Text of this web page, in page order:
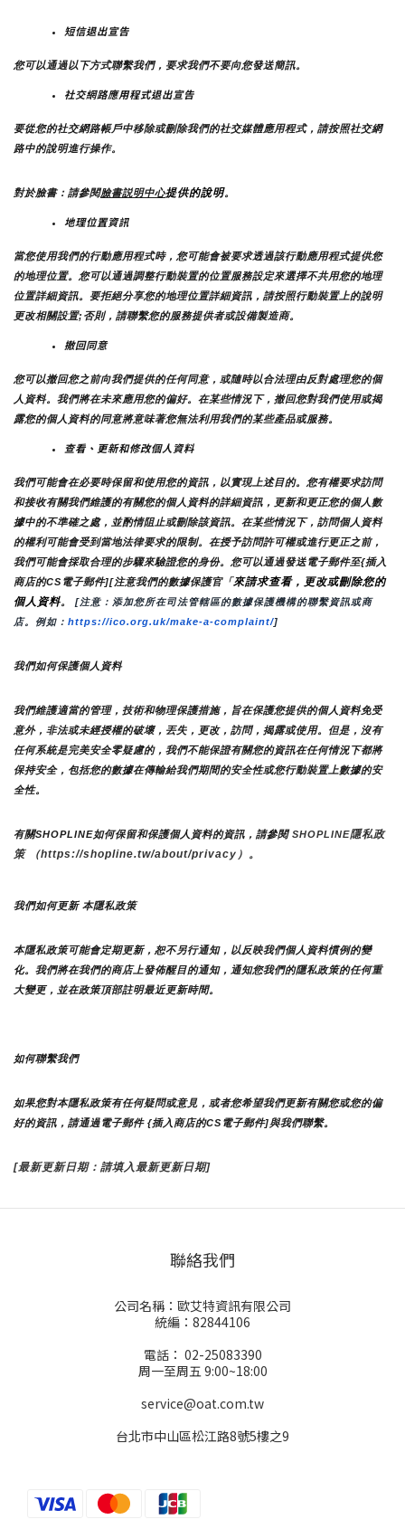
短信退出宣告
您可以通過以下方式聯繫我們，要求我們不要向您發送簡訊。
社交網路應用程式退出宣告
要從您的社交網路帳戶中移除或刪除我們的社交媒體應用程式，請按照社交網
路中的說明進行操作。
對於臉書：請參閱臉書説明中心提供的說明。
地理位置資訊
當您使用我們的行動應用程式時，您可能會被要求透過該行動應用程式提供您
的地理位置。您可以通過調整行動裝置的位置服務設定來選擇不共用您的地理
位置詳細資訊。要拒絕分享您的地理位置詳細資訊，請按照行動裝置上的說明
更改相關設置;否則，請聯繫您的服務提供者或設備製造商。
撤回同意
您可以撤回您之前向我們提供的任何同意，或隨時以合法理由反對處理您的個
人資料。我們將在未來應用您的偏好。在某些情況下，撤回您對我們使用或揭
露您的個人資料的同意將意味著您無法利用我們的某些產品或服務。
查看、更新和修改個人資料
我們可能會在必要時保留和使用您的資訊，以實現上述目的。您有權要求訪問
和接收有關我們維護的有關您的個人資料的詳細資訊，更新和更正您的個人數
據中的不準確之處，並酌情阻止或刪除該資訊。在某些情況下，訪問個人資料
的權利可能會受到當地法律要求的限制。在授予訪問許可權或進行更正之前，
我們可能會採取合理的步驟來驗證您的身份。您可以通過發送電子郵件至{插入
商店的CS電子郵件][注意我們的數據保護官「來請求查看，更改或刪除您的
個人資料。
[注意：添加您所在司法管轄區的數據保護機構的聯繫資訊或商
店。例如： https://ico.org.uk/make-a-complaint/]
我們如何保護個人資料
我們維護適當的管理，技術和物理保護措施，旨在保護您提供的個人資料免受
意外，非法或未經授權的破壞，丟失，更改，訪問，揭露或使用。但是，沒有
任何系統是完美安全零疑慮的，我們不能保證有關您的資訊在任何情況下都將
保持安全，包括您的數據在傳輸給我們期間的安全性或您行動裝置上數據的安
全性。
有關SHOPLINE如何保留和保護個人資料的資訊，請參閱 SHOPLINE隱私政
策 （https://shopline.tw/about/privacy）。
我們如何更新 本隱私政策
本隱私政策可能會定期更新，恕不另行通知，以反映我們個人資料慣例的變
化。我們將在我們的商店上發佈醒目的通知，通知您我們的隱私政策的任何重
大變更，並在政策頂部註明最近更新時間。
如何聯繫我們
如果您對本隱私政策有任何疑問或意見，或者您希望我們更新有關您或您的偏
好的資訊，請通過電子郵件 {插入商店的CS電子郵件]與我們聯繫。
[最新更新日期：請填入最新更新日期]
聯絡我們
公司名稱：歐艾特資訊有限公司
統編：82844106
電話： 02-25083390
周一至周五 9:00~18:00
service@oat.com.tw
台北市中山區松江路8號5樓之9